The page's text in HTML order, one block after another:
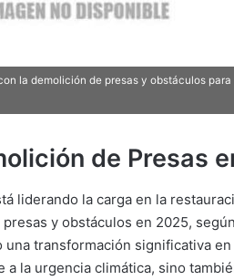
la demolición de presas y obstáculos
de Presas
liderando la carga en la
y obstáculos en 2025,
transformación significativa
la urgencia climática, sino